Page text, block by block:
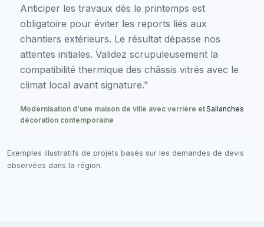
Anticiper les travaux dès le printemps est
obligatoire pour éviter les reports liés aux
chantiers extérieurs. Le résultat dépasse nos
attentes initiales. Validez scrupuleusement la
compatibilité thermique des châssis vitrés avec le
climat local avant signature."
Modernisation d'une maison de ville avec verrière et
décoration contemporaine
Sallanches
Exemples illustratifs de projets basés sur les demandes de devis
observées dans la région.